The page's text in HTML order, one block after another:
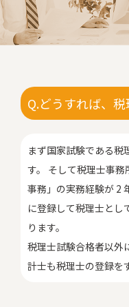
Q.どうすれば、
まず国家試験である税
す。 そして税理士事
事務」の実務経験が 2
に登録して税理士とし
ります。
税理士試験合格者以外
計士も税理士の登録を